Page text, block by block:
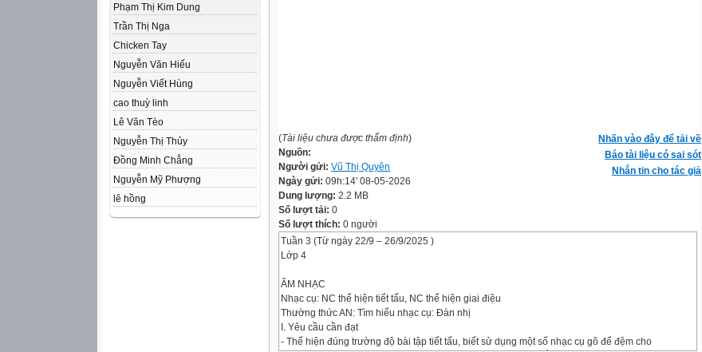
Phạm Thị Kim Dung
Trần Thị Nga
Chicken Tay
Nguyễn Văn Hiếu
Nguyễn Viết Hùng
cao thuỳ linh
Lê Văn Tèo
Nguyễn Thị Thủy
Đồng Minh Chẳng
Nguyễn Mỹ Phượng
lê hồng
Nhấn vào đây để tải về
Báo tài liệu có sai sót
Nhắn tin cho tác giả
(Tài liệu chưa được thẩm định)
Nguồn:
Người gửi: Vũ Thị Quyên
Ngày gửi: 09h:14' 08-05-2026
Dung lượng: 2.2 MB
Số lượt tải: 0
Số lượt thích: 0 người
Tuần 3 (Từ ngày 22/9 – 26/9/2025 )
Lớp 4
ÂM NHẠC
Nhạc cụ: NC thể hiện tiết tấu, NC thể hiện giai điệu
Thường thức AN: Tìm hiểu nhạc cụ: Đàn nhị
I. Yêu cầu cần đạt
- Thể hiện đúng trường độ bài tập tiết tấu, biết sử dụng một số nhạc cụ gõ để đệm cho